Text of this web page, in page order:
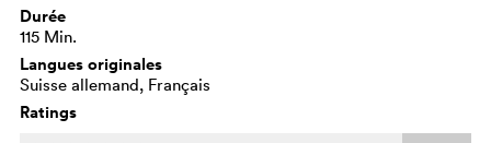
Durée
115 Min.
Langues originales
Suisse allemand, Français
Ratings